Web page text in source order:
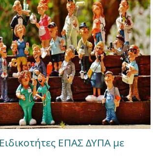
Ειδικοτήτες ΕΠΑΣ ΔΥΠΑ με